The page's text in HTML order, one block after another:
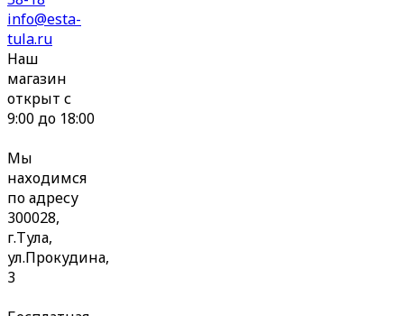
info@esta-
tula.ru
Наш
магазин
открыт с
9:00 до 18:00
Мы
находимся
по адресу
300028,
г.Тула,
ул.Прокудина,
3